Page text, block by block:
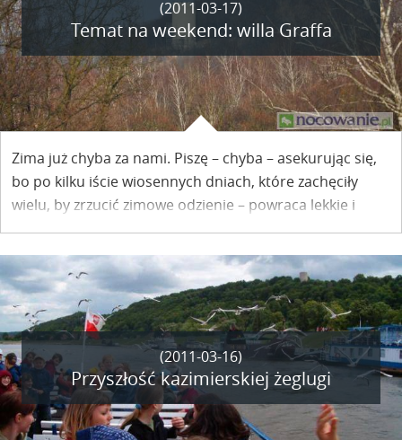
(2011-03-17)
Temat na weekend: willa Graffa
Zima już chyba za nami. Piszę – chyba – asekurując się,
bo po kilku iście wiosennych dniach, które zachęciły
wielu, by zrzucić zimowe odzienie – powraca lekkie i
krótkotrwałe – mam nadzieję – ochłodzenie. Pomysł na
weekend? Na przykład - Willa Graffa!
(2011-03-16)
Przyszłość kazimierskiej żeglugi